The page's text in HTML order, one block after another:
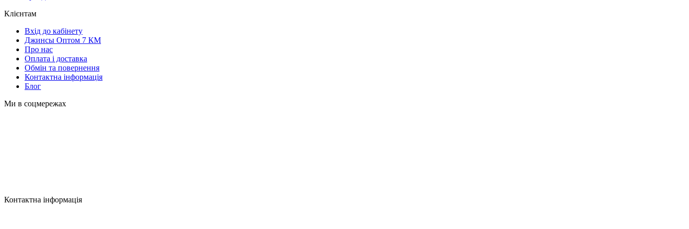
Клієнтам
Вхід до кабінету
Джинсы Оптом 7 КМ
Про нас
Оплата і доставка
Обмін та повернення
Контактна інформація
Блог
Ми в соцмережах
Контактна інформація